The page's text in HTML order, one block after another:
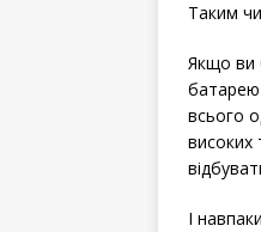
Таким
Якщо ви
батарею
всього
високих
І